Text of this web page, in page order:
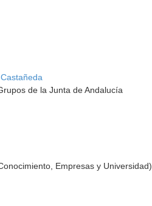
de la Junta de Andalucía
Empresas y Universidad)